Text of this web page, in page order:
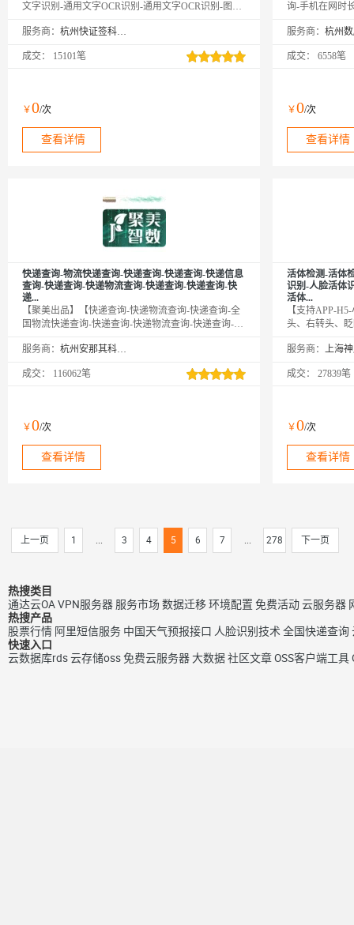
文字识别-通用文字OCR识别-通用文字OCR识别-图像
识别-OCR文字识别-OCR文字识别-OCR文字识别-通用
及应用场景。⭐咨询客服，享5折优惠！OCR文字识别-
网络图片文字识别-OCR文字识别-OCR文字识别-OCR
文字识别-OCR文字识别-通用文字OCR识别-通用文字
OCR识别-OCR文字识别-通用文字OCR识别
服务商： 杭州快证签科技有限公司
成交： 15101笔
￥0/次
查看详情
询-手机在网时
机号的在网时
道，实时联网
务商
服务商：
成交： 6558笔
￥0/次
查看详情
快递查询-物流快递查询-快递查询-快递查询-快递信息
查询-快递查询-快递物流查询-快递查询-快递查询-快
递...
【聚美出品】【快递查询-快递物流查询-快递查询-全
国物流快递查询-快递查询-快递物流查询-快递查询-物
递查询-快递物流查询-物流快递查询-快递查询-快递物
询-快递查询-快递物流查询-物流快递查询-快递查询-
查询-快递物流查询-物流快递查询-快递查询-快递物流
查询-快递查询-快递物流查询-物流快递查询-快递查
询-快递查询-快递物流查询...
服务商： 杭州安那其科技有限公司
成交： 116062笔
￥0/次
查看详情
活体检测-活体
识别-人脸活体
活体...
【支持APP-
头、右转头、
人脸识别-活体
活体人脸识别-
认证-人脸识别
体检测-活体检
体检测-人脸认
服务商：
成交： 27839笔
￥0/次
查看详情
上一页 1 ... 3 4 5 6 7 ... 278 下一页
热搜类目
通达云OAVPN服务器 服务市场数据迁移环境配置 免费活动云服务器
热搜产品
股票行情 阿里短信服务 中国天气预报接口 人脸识别技术 全国快递查询
快速入口
云数据库rds云存储oss免费云服务器大数据社区文章OSS客户端工具